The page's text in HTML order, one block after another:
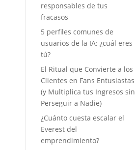
responsables de tus
fracasos
5 perfiles comunes de
usuarios de la IA: ¿cuál eres
tú?
El Ritual que Convierte a los
Clientes en Fans Entusiastas
(y Multiplica tus Ingresos sin
Perseguir a Nadie)
¿Cuánto cuesta escalar el
Everest del
emprendimiento?